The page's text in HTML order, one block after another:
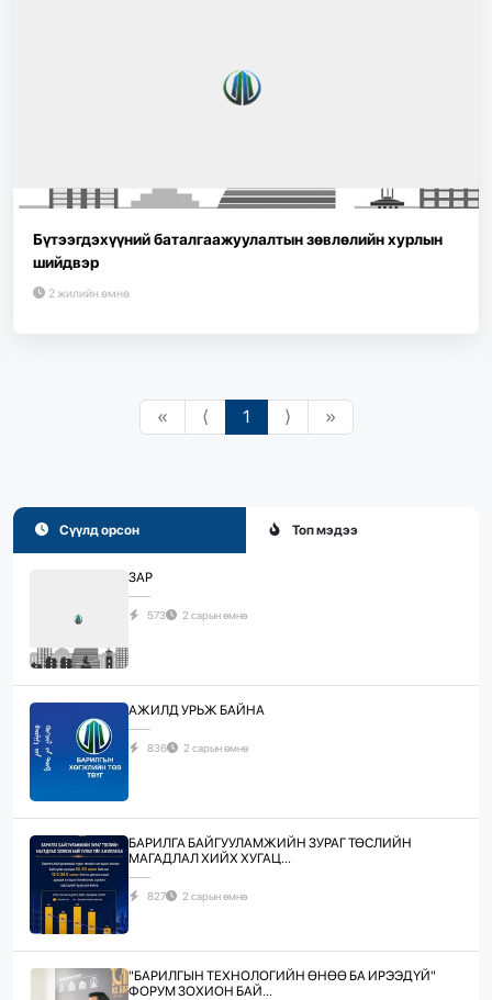
Бүтээгдэхүүний баталгаажуулалтын зөвлөлийн хурлын
шийдвэр
2 жилийн өмнө
« ⟨ 1 ⟩ »
Сүүлд орсон Топ мэдээ
ЗАР
573 2 сарын өмнө
АЖИЛД УРЬЖ БАЙНА
836 2 сарын өмнө
БАРИЛГА БАЙГУУЛАМЖИЙН ЗУРАГ ТӨСЛИЙН
МАГАДЛАЛ ХИЙХ ХУГАЦ...
827 2 сарын өмнө
"БАРИЛГЫН ТЕХНОЛОГИЙН ӨНӨӨ БА ИРЭЭДҮЙ"
ФОРУМ ЗОХИОН БАЙ...